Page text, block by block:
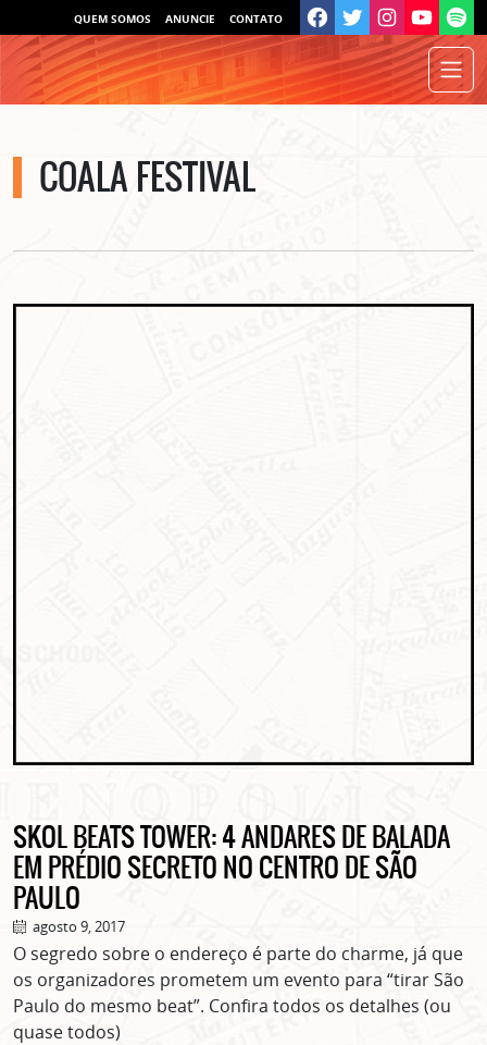
QUEM SOMOS ANUNCIE CONTATO
COALA FESTIVAL
SKOL BEATS TOWER: 4 ANDARES DE BALADA
EM PRÉDIO SECRETO NO CENTRO DE SÃO
PAULO
agosto 9, 2017
O segredo sobre o endereço é parte do charme, já que
os organizadores prometem um evento para “tirar São
Paulo do mesmo beat”. Confira todos os detalhes (ou
quase todos)